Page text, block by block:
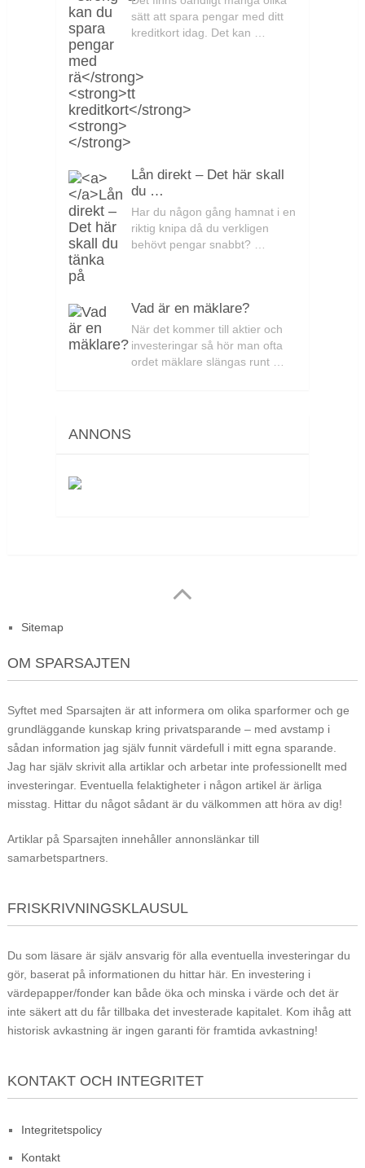
sätt att spara pengar med ditt
kreditkort idag. Det kan …
Lån direkt – Det här skall
du …
Har du någon gång hamnat i en
riktig knipa då du verkligen
behövt pengar snabbt? …
Vad är en mäklare?
När det kommer till aktier och
investeringar så hör man ofta
ordet mäklare slängas runt …
ANNONS
Sitemap
OM SPARSAJTEN
Syftet med Sparsajten är att informera om olika sparformer och ge
grundläggande kunskap kring privatsparande – med avstamp i
sådan information jag själv funnit värdefull i mitt egna sparande.
Jag har själv skrivit alla artiklar och arbetar inte professionellt med
investeringar. Eventuella felaktigheter i någon artikel är ärliga
misstag. Hittar du något sådant är du välkommen att höra av dig!
Artiklar på Sparsajten innehåller annonslänkar till
samarbetspartners.
FRISKRIVNINGSKLAUSUL
Du som läsare är själv ansvarig för alla eventuella investeringar du
gör, baserat på informationen du hittar här. En investering i
värdepapper/fonder kan både öka och minska i värde och det är
inte säkert att du får tillbaka det investerade kapitalet. Kom ihåg att
historisk avkastning är ingen garanti för framtida avkastning!
KONTAKT OCH INTEGRITET
Integritetspolicy
Kontakt